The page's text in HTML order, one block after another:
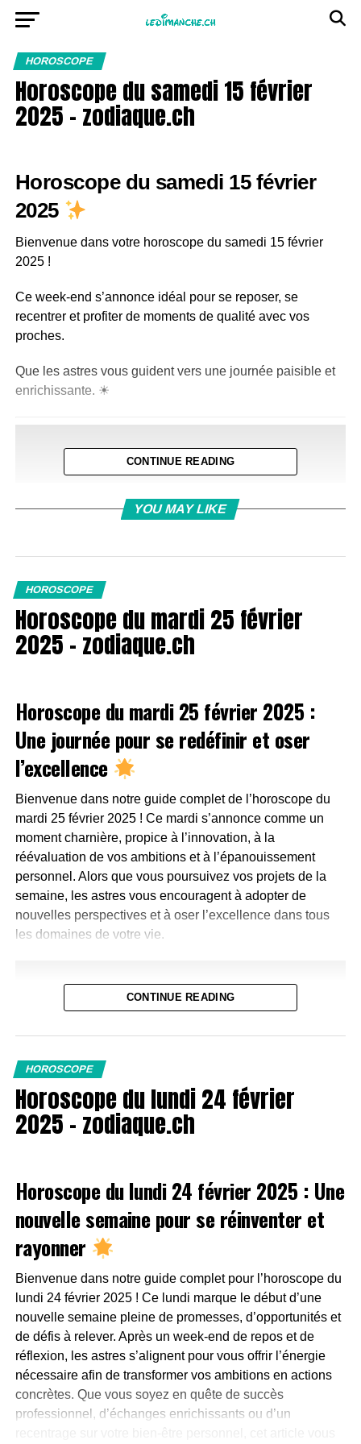
HOROSCOPE
Horoscope du samedi 15 février
2025 – zodiaque.ch
Horoscope du samedi 15 février
2025
Bienvenue dans votre horoscope du samedi 15 février
2025 !
Ce week-end s’annonce idéal pour se reposer, se
recentrer et profiter de moments de qualité avec vos
proches.
Que les astres vous guident vers une journée paisible et
enrichissante. ☀
Bélier (21 mars – 19 avril)
Côté professionnel : L’énergie de la semaine pourrait
encore influencer votre journée. Prenez un moment pour
réfléchir à vos prochaines stratégies ou objectifs, sans
pour autant vous surcharger.
Côté social : Des activités spontanées avec vos amis
ou votre famille seront enrichissantes. Profitez de ces
moments pour renforcer vos liens.
Côté personnel : Accordez-vous une pause bien
méritée. Une activité physique, comme une promenade
ou une session de sport, vous permettra de relâcher la
pression accumulée.
Mantra : « Je trouve l’équilibre entre action et repos. »
idée inspirante pourrait germer dans votre esprit. Notez
vos pensées pour les exploiter plus tard.
Côté social : Une sortie en petit comité pourrait être
exactement ce qu’il vous faut. Privilégiez les discussions
personnel. Ranger ou décorer votre maison pourrait vous
procurer un sentiment de satisfaction et d’harmonie.
Astuce du jour : Ne laissez pas le stress de la semaine
vous envahir, recentrez-vous sur le présent.
Mantra : « Je cultive la paix dans mon esprit et mon
environnement. »
Gémeaux (21 mai – 20 juin)
Côté professionnel : Vous pourriez avoir envie
d’explorer de nouvelles idées ou d’apprendre quelque
Côté social : Une conversation stimulante avec un
CONTINUE READING
YOU MAY LIKE
HOROSCOPE
Horoscope du mardi 25 février
2025 – zodiaque.ch
Horoscope du mardi 25 février 2025 :
Une journée pour se redéfinir et oser
l’excellence
Bienvenue dans notre guide complet de l’horoscope du
mardi 25 février 2025 ! Ce mardi s’annonce comme un
moment charnière, propice à l’innovation, à la
réévaluation de vos ambitions et à l’épanouissement
personnel. Alors que vous poursuivez vos projets de la
semaine, les astres vous encouragent à adopter de
nouvelles perspectives et à oser l’excellence dans tous
les domaines de votre vie.
Bélier
Côté professionnel
Aujourd’hui, votre énergie et votre audace vous poussent
à repousser les limites de vos projets professionnels.
Vous êtes animé par un désir de réinvention et
d’innovation.
Initiatives avant-gardistes : Osez présenter des idées
CONTINUE READING
HOROSCOPE
Horoscope du lundi 24 février
2025 – zodiaque.ch
Horoscope du lundi 24 février 2025 : Une
nouvelle semaine pour se réinventer et
rayonner
Bienvenue dans notre guide complet pour l’horoscope du
lundi 24 février 2025 ! Ce lundi marque le début d’une
nouvelle semaine pleine de promesses, d’opportunités et
de défis à relever. Après un week-end de repos et de
réflexion, les astres s’alignent pour vous offrir l’énergie
nécessaire afin de transformer vos ambitions en actions
concrètes. Que vous soyez en quête de succès
professionnel, d’échanges enrichissants ou d’un